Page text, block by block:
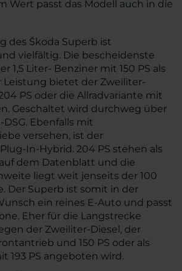
Wert passt das Modell auch in die
des Škoda Superb ist
vielfältig. Die bescheidenste
1,5 Liter- Benziner mit 150 PS als
Leistung bietet der Zweiliter-
PS oder die Allradvariante mit
Geschaltet wird durchweg über
Ebenfalls mit
versehen, ist der
In-Hybrid. 204 PS stehen als
dem Datenblatt und die
liegt weit jenseits der 100
Der Superb ist somit in der
ein reines E-Auto und passt
Eher für die Langstrecke
der Zweiliter-Diesel, der
und 150 PS oder als
193 PS angeboten wird.